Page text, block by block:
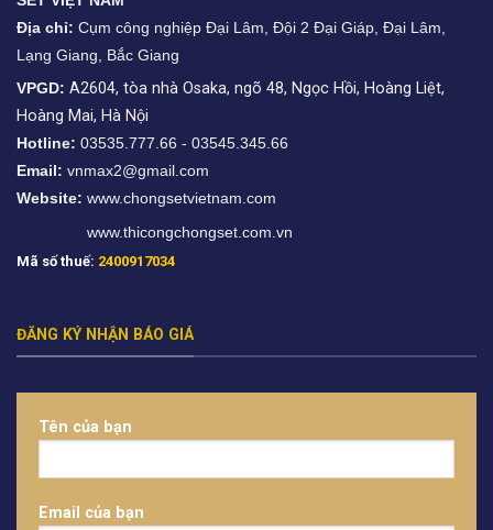
Địa chỉ: Cụm công nghiệp Đại Lâm, Đội 2 Đại Giáp, Đại Lâm,
Lạng Giang, Bắc Giang
VPGD: A2604, tòa nhà Osaka, ngõ 48, Ngọc Hồi, Hoàng Liệt,
Hoàng Mai, Hà Nội
Hotline: 03535.777.66 - 03545.345.66
Email: vnmax2@gmail.com
Website: www.chongsetvietnam.com
www.thicongchongset.com.vn
Mã số thuế: 2400917034
ĐĂNG KÝ NHẬN BÁO GIÁ
Tên của bạn
Email của bạn